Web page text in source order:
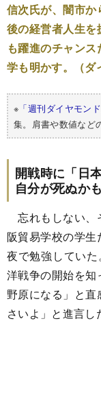
信次氏が、闇市
後の経営者人生
も躍進のチャン
学も明かす。（ダ
※ 「週刊ダイヤモン
集。肩書や数値など
開戦時に「日
自分が死ぬか
忘れもしない、
阪貿易学校の学
夜で勉強してい
洋戦争の開始を
野原になる」と
さいよ」と進言し